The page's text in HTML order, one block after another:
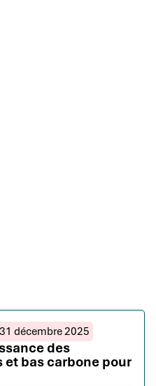
31 décembre 2025
des
bas carbone pour